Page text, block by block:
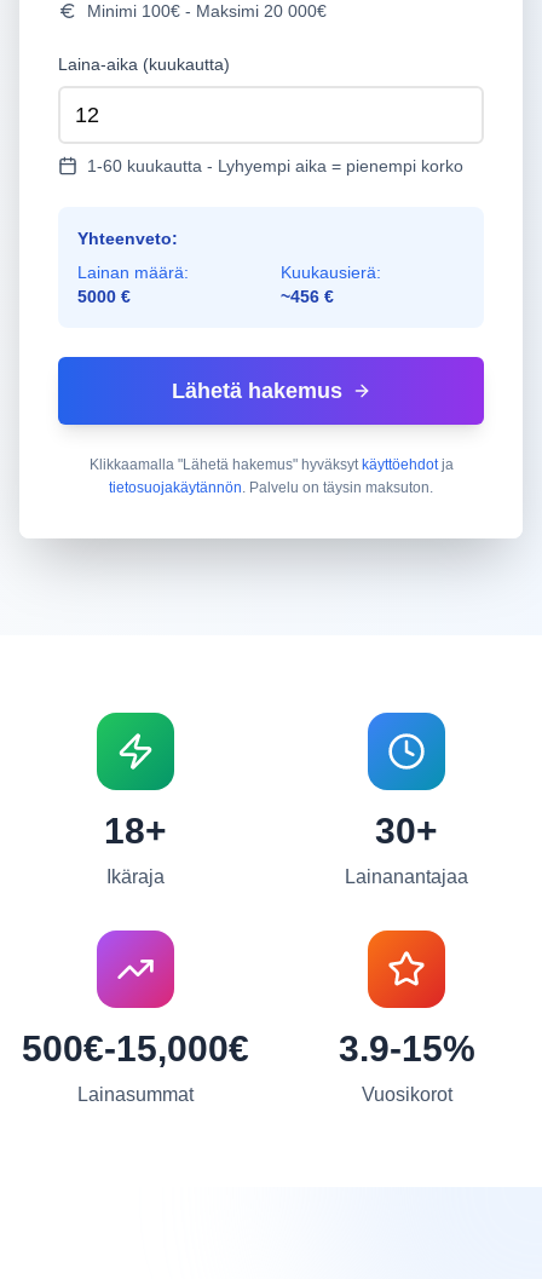
Minimi 100€ - Maksimi 20 000€
Laina-aika (kuukautta)
1-60 kuukautta - Lyhyempi aika = pienempi korko
Yhteenveto:
Lainan määrä:
5000 €
Kuukausierä:
~456 €
Lähetä hakemus
Klikkaamalla "Lähetä hakemus" hyväksyt käyttöehdot ja
tietosuojakäytännön. Palvelu on täysin maksuton.
18+
Ikäraja
30+
Lainanantajaa
500€-15,000€
Lainasummat
3.9-15%
Vuosikorot